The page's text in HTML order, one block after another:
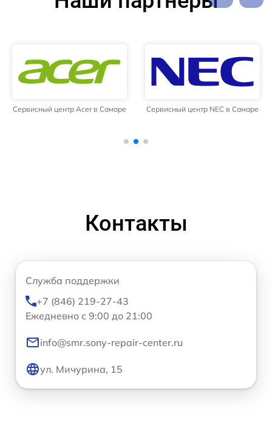
Сервисный центр Acer в Самаре Сервисный центр NEC в Самаре
Контакты
Служба поддержки
+7 (846) 219-27-43
Ежедневно с 9:00 до 21:00
info@smr.sony-repair-center.ru
ул. Мичурина, 15